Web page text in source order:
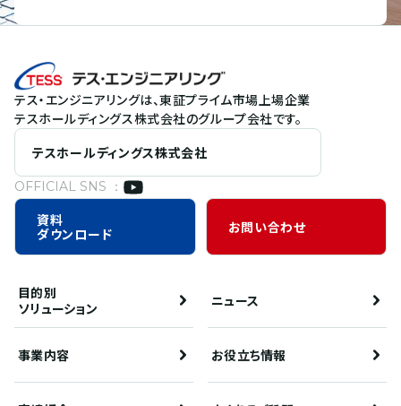
テス・エンジニアリングは、東証プライム市場上場企業
テスホールディングス株式会社のグループ会社です。
テスホールディングス株式会社
OFFICIAL SNS ：
資料
ダウンロード
お問い合わせ
目的別
ソリューション
ニュース
事業内容 お役立ち情報